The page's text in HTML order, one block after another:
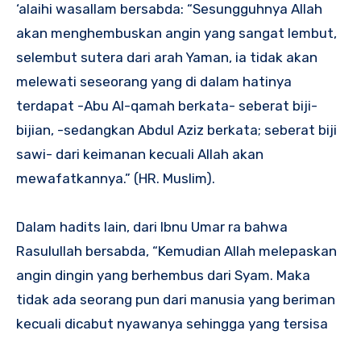
‘alaihi wasallam bersabda: “Sesungguhnya Allah
akan menghembuskan angin yang sangat lembut,
selembut sutera dari arah Yaman, ia tidak akan
melewati seseorang yang di dalam hatinya
terdapat -Abu Al-qamah berkata- seberat biji-
bijian, -sedangkan Abdul Aziz berkata; seberat biji
sawi- dari keimanan kecuali Allah akan
mewafatkannya.” (HR. Muslim).
Dalam hadits lain, dari Ibnu Umar ra bahwa
Rasulullah bersabda, “Kemudian Allah melepaskan
angin dingin yang berhembus dari Syam. Maka
tidak ada seorang pun dari manusia yang beriman
kecuali dicabut nyawanya sehingga yang tersisa